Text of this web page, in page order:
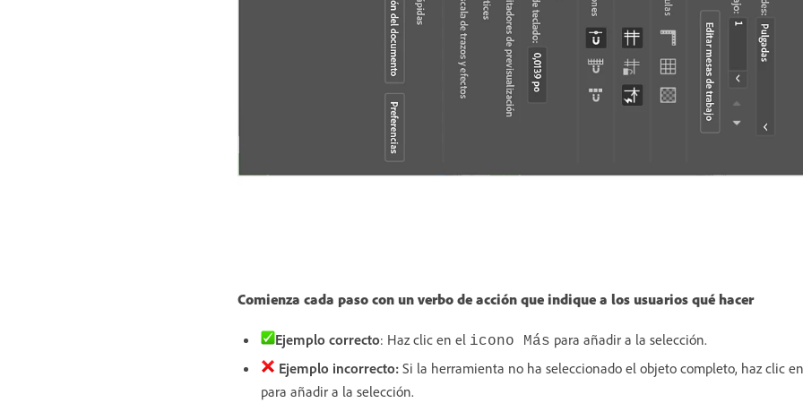
Comienza cada paso con un verbo de acción que indique a los usuarios qué hacer
Ejemplo correcto: Haz clic en el icono Más para añadir a la selección.
Ejemplo incorrecto: Si la herramienta no ha seleccionado el objeto completo, haz clic
para añadir a la selección.